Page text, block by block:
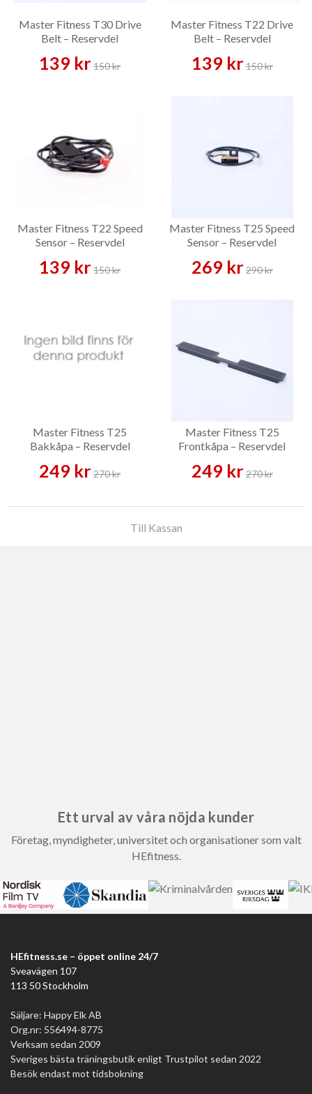
Master Fitness T30 Drive
Belt – Reservdel
139 kr 150 kr
Master Fitness T22 Drive
Belt – Reservdel
139 kr150 kr
Master Fitness T22 Speed
Sensor – Reservdel
139 kr 150 kr
Master Fitness T25 Speed
Sensor – Reservdel
269 kr290 kr
Master Fitness T25
Bakkåpa – Reservdel
249 kr 270 kr
Master Fitness T25
Frontkåpa – Reservdel
249 kr270 kr
Till Kassan
Ett urval av våra nöjda kunder
Företag, myndigheter, universitet och organisationer som valt
HEfitness.
HEfitness.se – öppet online 24/7
Sveavägen 107
113 50 Stockholm
Säljare: Happy Elk AB
Org.nr: 556494-8775
Verksam sedan 2009
Sveriges bästa träningsbutik enligt Trustpilot sedan 2022
Besök endast mot tidsbokning